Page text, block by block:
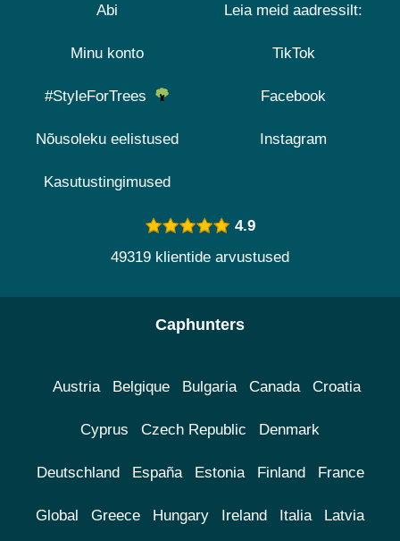
Abi
Minu konto
#StyleForTrees
Nõusoleku eelistused
Kasutustingimused
Leia meid aadressilt:
TikTok
Facebook
Instagram
4.9
49319 klientide arvustused
Caphunters
Austria Belgique Bulgaria Canada Croatia
Cyprus Czech Republic Denmark
Deutschland España Estonia Finland France
Global Greece Hungary Ireland Italia Latvia